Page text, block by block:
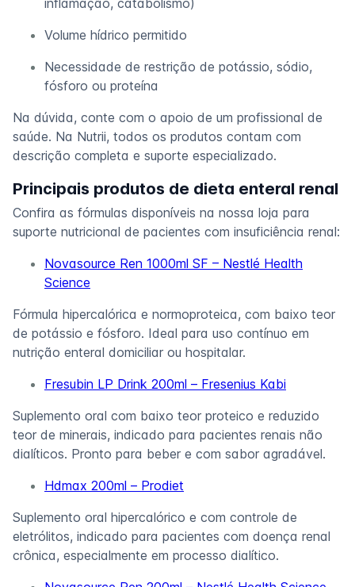
Volume hídrico permitido
Necessidade de restrição de potássio, sódio,
fósforo ou proteína
Na dúvida, conte com o apoio de um profissional de
saúde. Na Nutrii, todos os produtos contam com
descrição completa e suporte especializado.
Principais produtos de dieta enteral renal
Confira as fórmulas disponíveis na nossa loja para
suporte nutricional de pacientes com insuficiência renal:
Novasource Ren 1000ml SF – Nestlé Health
Science
Fórmula hipercalórica e normoproteica, com baixo teor
de potássio e fósforo. Ideal para uso contínuo em
nutrição enteral domiciliar ou hospitalar.
Fresubin LP Drink 200ml – Fresenius Kabi
Suplemento oral com baixo teor proteico e reduzido
teor de minerais, indicado para pacientes renais não
dialíticos. Pronto para beber e com sabor agradável.
Hdmax 200ml – Prodiet
Suplemento oral hipercalórico e com controle de
eletrólitos, indicado para pacientes com doença renal
crônica, especialmente em processo dialítico.